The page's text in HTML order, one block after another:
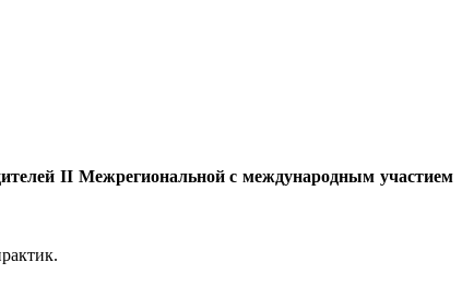
II Межрегиональной с международным участием